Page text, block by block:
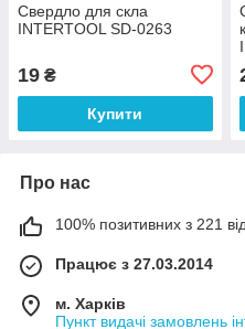
Свердло для скла
INTERTOOL SD-0263
19 ₴
Купити
Про нас
100% позитивних з 221
Працює з 27.03.2014
м. Харків
Пункт видачі замовлень